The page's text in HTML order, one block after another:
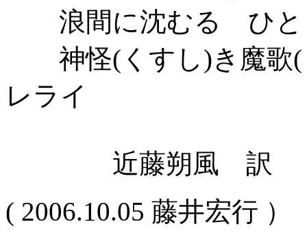
浪間に沈むる ひと
神怪(くすし)き魔歌(
レライ
近藤朔風 訳
( 2006.10.05 藤井宏行 ）